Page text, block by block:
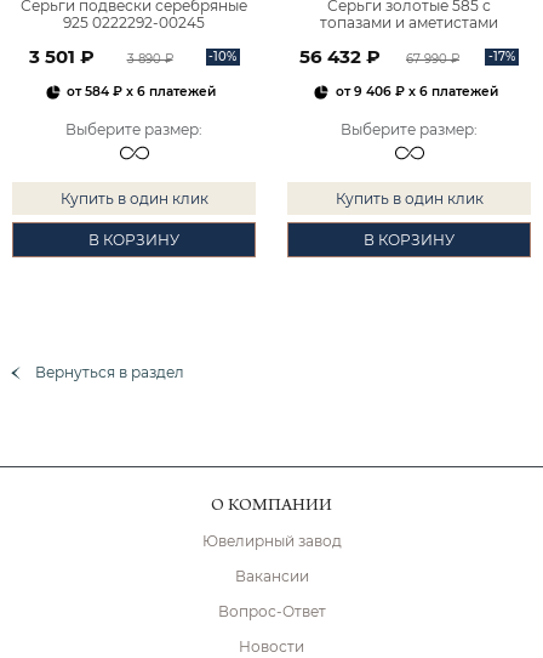
Серьги подвески серебряные
925 0222292-00245
3 501 ₽ 3 890 ₽ -10%
от584 ₽ x 6 платежей
Выберите размер:
Купить в один клик
В КОРЗИНУ
Серьги золотые 585 с
топазами и аметистами
56 432 ₽ 67 990 ₽ -17%
от9 406 ₽x 6 платежей
Выберите размер:
Купить в один клик
В КОРЗИНУ
Вернуться в раздел
О КОМПАНИИ
Ювелирный завод
Вакансии
Вопрос-Ответ
Новости